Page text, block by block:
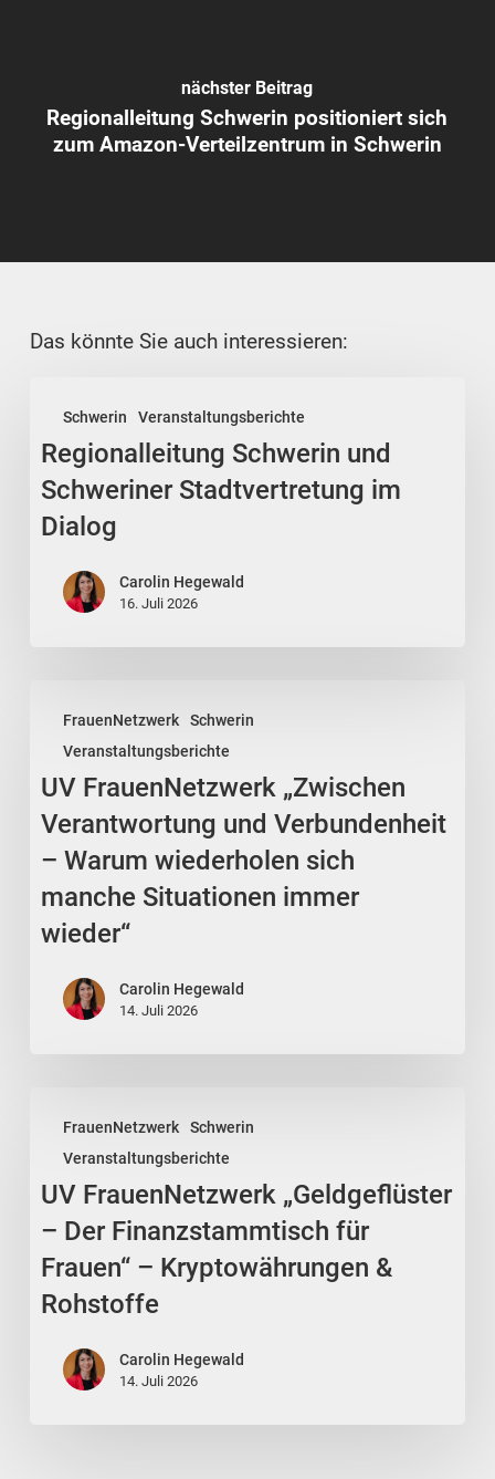
nächster Beitrag
Regionalleitung Schwerin positioniert sich
zum Amazon-Verteilzentrum in Schwerin
Das könnte Sie auch interessieren:
Schwerin Veranstaltungsberichte
Schwerin
und
Schweriner
Stadtvertretung
Dialog
Regionalleitung Schwerin und
Schweriner Stadtvertretung im
Dialog
Carolin Hegewald
16. Juli 2026
FrauenNetzwerk
Schwerin
Veranstaltungsberichte
FrauenNetzwerk
„Zwischen
Verantwortung
und
Verbundenheit
Warum
wiederholen
manche
UV FrauenNetzwerk „Zwischen
Verantwortung und Verbundenheit
– Warum wiederholen sich
manche Situationen immer
wieder“
Carolin Hegewald
14. Juli 2026
FrauenNetzwerk
Schwerin
Veranstaltungsberichte
FrauenNetzwerk
„Geldgeflüster
–
Der
Finanzstammtisch
für
Frauen“
Kryptowährungen
UV FrauenNetzwerk „Geldgeflüster
– Der Finanzstammtisch für
Frauen“ – Kryptowährungen &
Rohstoffe
Carolin Hegewald
14. Juli 2026